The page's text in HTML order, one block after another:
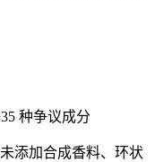
种争议成分
添加合成香料、环状